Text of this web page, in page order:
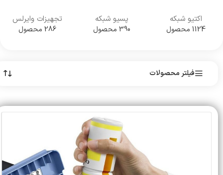
اکتیو شبکه
1124 محصول
پسیو شبکه
390 محصول
تجهیزات وایرلس
286 محصول
فیلتر محصولات